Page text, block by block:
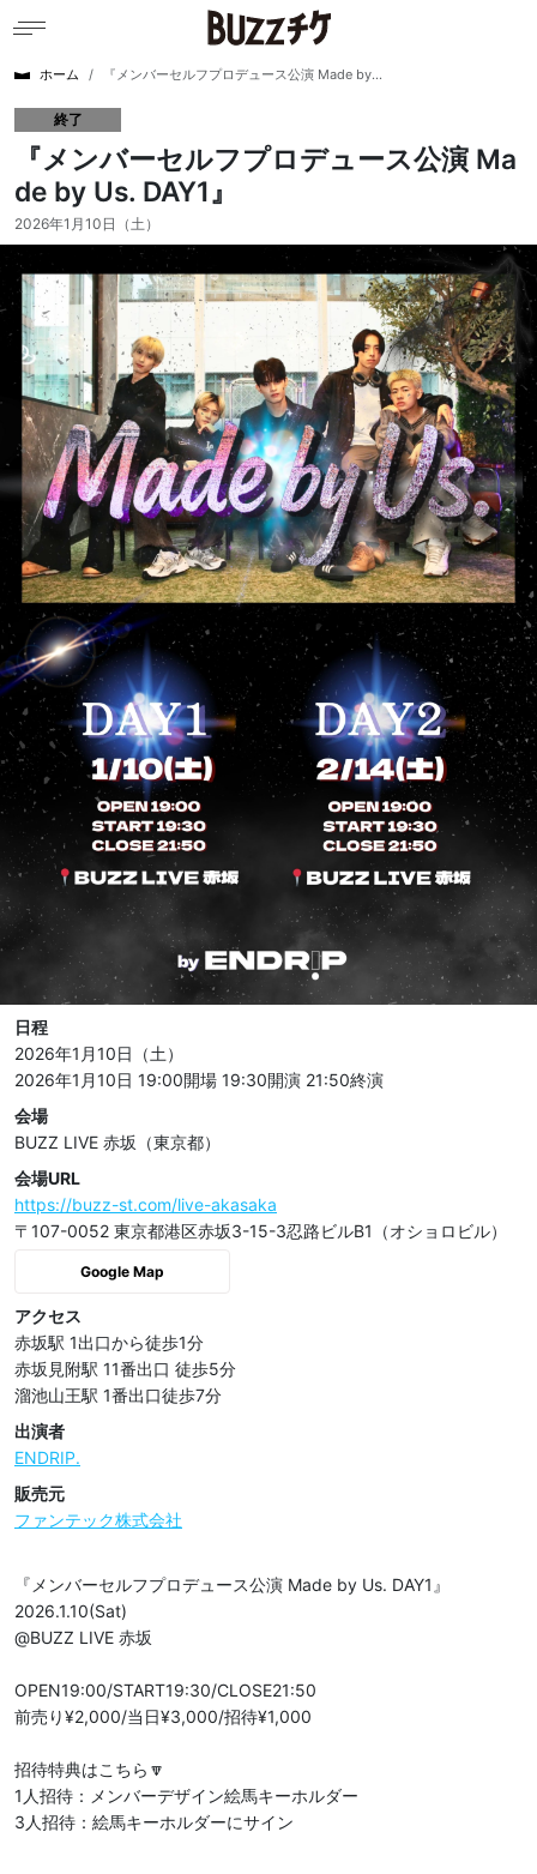
ホーム 『メンバーセルフプロデュース公演 Made by...
終了
『メンバーセルフプロデュース公演 Ma
de by Us. DAY1』
2026年1月10日（土）
日程
2026年1月10日（土）
2026年1月10日 19:00開場 19:30開演 21:50終演
会場
BUZZ LIVE 赤坂（東京都）
会場URL
https://buzz-st.com/live-akasaka
〒107-0052 東京都港区赤坂3-15-3忍路ビルB1（オショロビル）
Google Map
アクセス
赤坂駅 1出口から徒歩1分
赤坂見附駅 11番出口 徒歩5分
溜池山王駅 1番出口徒歩7分
出演者
ENDRIP.
販売元
ファンテック株式会社
『メンバーセルフプロデュース公演 Made by Us. DAY1』
2026.1.10(Sat)
@BUZZ LIVE 赤坂
OPEN19:00/START19:30/CLOSE21:50
前売り¥2,000/当日¥3,000/招待¥1,000
招待特典はこちら🔽
1人招待：メンバーデザイン絵馬キーホルダー
3人招待：絵馬キーホルダーにサイン